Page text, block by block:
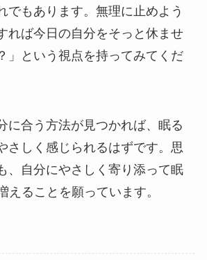
でもあります。無理に止めよう
れば今日の自分をそっと休ませ
」という視点を持ってみてくだ
に合う方法が見つかれば、眠る
さしく感じられるはずです。思
、自分にやさしく寄り添って眠
えることを願っています。